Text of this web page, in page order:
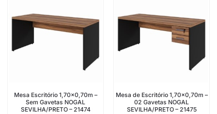
Mesa Escritório 1,70×0,70m –
Sem Gavetas NOGAL
SEVILHA/PRETO – 21474
Mesa de Escritório 1,70×0,70m –
02 Gavetas NOGAL
SEVILHA/PRETO – 21475